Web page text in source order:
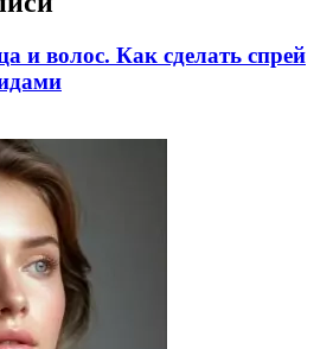
и волос. Как сделать спрей